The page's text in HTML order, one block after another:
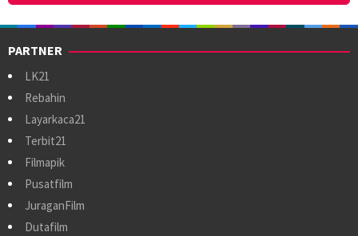
PARTNER
LK21
Rebahin
Layarkaca21
Terbit21
Filmapik
Pusatfilm
JuraganFilm
Dutafilm